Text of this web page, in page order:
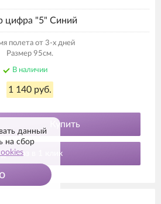
цифра "5" Синий
полета от 3-х дней
Размер 95см.
В наличии
1 140 руб.
Купить
Заказ в 1 клик
данный
на сбор